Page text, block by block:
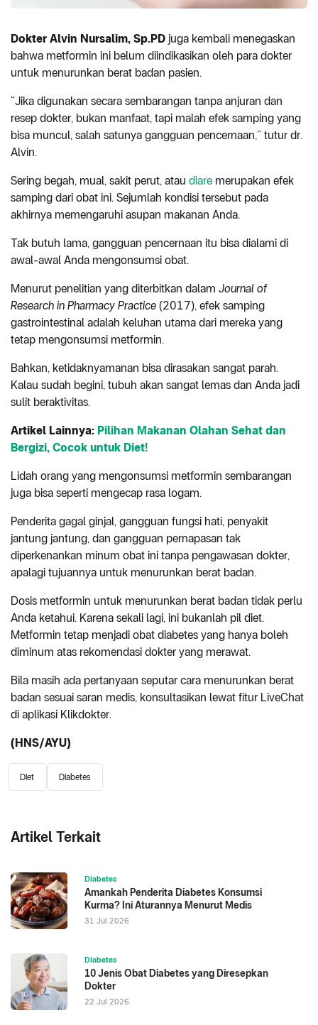
Dokter Alvin Nursalim, Sp.PD juga kembali menegaskan
bahwa metformin ini belum diindikasikan oleh para dokter
untuk menurunkan berat badan pasien.
“Jika digunakan secara sembarangan tanpa anjuran dan
resep dokter, bukan manfaat, tapi malah efek samping yang
bisa muncul, salah satunya gangguan pencernaan,” tutur dr.
Alvin.
Sering begah, mual, sakit perut, atau diare merupakan efek
samping dari obat ini. Sejumlah kondisi tersebut pada
akhirnya memengaruhi asupan makanan Anda.
Tak butuh lama, gangguan pencernaan itu bisa dialami di
awal-awal Anda mengonsumsi obat.
Menurut penelitian yang diterbitkan dalam Journal of
Research in Pharmacy Practice (2017), efek samping
gastrointestinal adalah keluhan utama dari mereka yang
tetap mengonsumsi metformin.
Bahkan, ketidaknyamanan bisa dirasakan sangat parah.
Kalau sudah begini, tubuh akan sangat lemas dan Anda jadi
sulit beraktivitas.
Artikel Lainnya: Pilihan Makanan Olahan Sehat dan
Bergizi, Cocok untuk Diet!
Lidah orang yang mengonsumsi metformin sembarangan
juga bisa seperti mengecap rasa logam.
Penderita gagal ginjal, gangguan fungsi hati, penyakit
jantung jantung, dan gangguan pernapasan tak
diperkenankan minum obat ini tanpa pengawasan dokter,
apalagi tujuannya untuk menurunkan berat badan.
Dosis metformin untuk menurunkan berat badan tidak perlu
Anda ketahui. Karena sekali lagi, ini bukanlah pil diet.
Metformin tetap menjadi obat diabetes yang hanya boleh
diminum atas rekomendasi dokter yang merawat.
Bila masih ada pertanyaan seputar cara menurunkan berat
badan sesuai saran medis, konsultasikan lewat fitur LiveChat
di aplikasi Klikdokter.
(HNS/AYU)
Diet Diabetes
Artikel Terkait
Diabetes
Amankah Penderita Diabetes Konsumsi
Kurma? Ini Aturannya Menurut Medis
31 Jul 2026
Diabetes
10 Jenis Obat Diabetes yang Diresepkan
Dokter
22 Jul 2026